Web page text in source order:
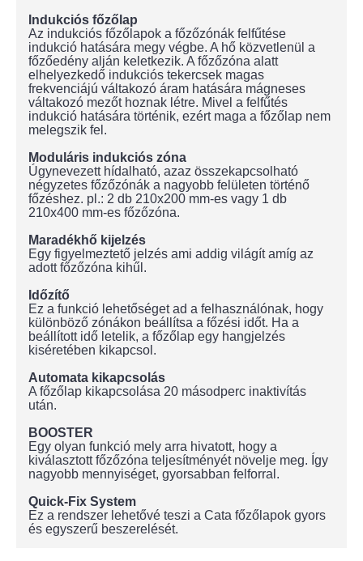
Indukciós főzőlap
Az indukciós főzőlapok a főzőzónák felfűtése
indukció hatására megy végbe. A hő közvetlenül a
főzőedény alján keletkezik. A főzőzóna alatt
elhelyezkedő indukciós tekercsek magas
frekvenciájú váltakozó áram hatására mágneses
váltakozó mezőt hoznak létre. Mivel a felfűtés
indukció hatására történik, ezért maga a főzőlap nem
melegszik fel.
Moduláris indukciós zóna
Úgynevezett hídalható, azaz összekapcsolható
négyzetes főzőzónák a nagyobb felületen történő
főzéshez. pl.: 2 db 210x200 mm-es vagy 1 db
210x400 mm-es főzőzóna.
Maradékhő kijelzés
Egy figyelmeztető jelzés ami addig világít amíg az
adott főzőzóna kihűl.
Időzítő
Ez a funkció lehetőséget ad a felhasználónak, hogy
különböző zónákon beállítsa a főzési időt. Ha a
beállított idő letelik, a főzőlap egy hangjelzés
kiséretében kikapcsol.
Automata kikapcsolás
A főzőlap kikapcsolása 20 másodperc inaktivítás
után.
BOOSTER
Egy olyan funkció mely arra hivatott, hogy a
kiválasztott főzőzóna teljesítményét növelje meg. Így
nagyobb mennyiséget, gyorsabban felforral.
Quick-Fix System
Ez a rendszer lehetővé teszi a Cata főzőlapok gyors
és egyszerű beszerelését.